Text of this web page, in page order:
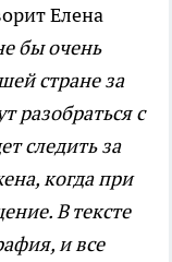
Елена
бы очень
стране за
разобраться с
следить за
когда при
В тексте
и все